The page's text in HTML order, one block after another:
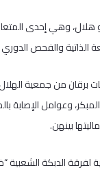
هلال، وهي إحدى
الذاتية والفحص
برقان من جمعية
وعوامل الإصابة
بينهن.
لفرقة الدبكة